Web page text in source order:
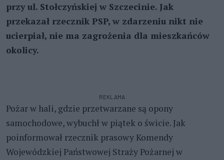
przy ul. Stołczyńskiej w Szczecinie. Jak
przekazał rzecznik PSP, w zdarzeniu nikt nie
ucierpiał, nie ma zagrożenia dla mieszkańców
okolicy.
REKLAMA
Pożar w hali, gdzie przetwarzane są opony
samochodowe, wybuchł w piątek o świcie. Jak
poinformował rzecznik prasowy Komendy
Wojewódzkiej Państwowej Straży Pożarnej w